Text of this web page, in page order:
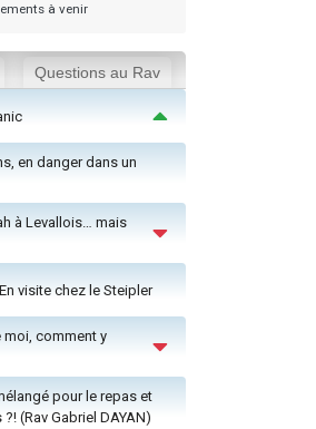
à venir
Questions au Rav
en danger dans un
à Levallois… mais
visite chez le Steipler
comment y
pour le repas et
(Rav Gabriel DAYAN)